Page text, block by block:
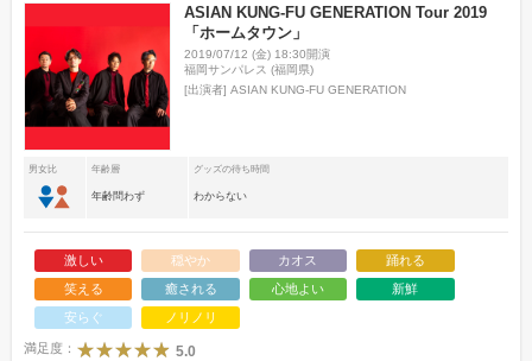
ASIAN KUNG-FU GENERATION Tour 2019
「ホームタウン」
2019/07/12 (金) 18:30開演
福岡サンパレス (福岡県)
[出演者]ASIAN KUNG-FU GENERATION
男女比 年齢層 グッズの待ち時間
年齢問わず わからない
激しい 穏やか カオス
踊れる
笑える
癒される 心地よい
新鮮
安らぐ
ノリノリ
満足度： 5.0